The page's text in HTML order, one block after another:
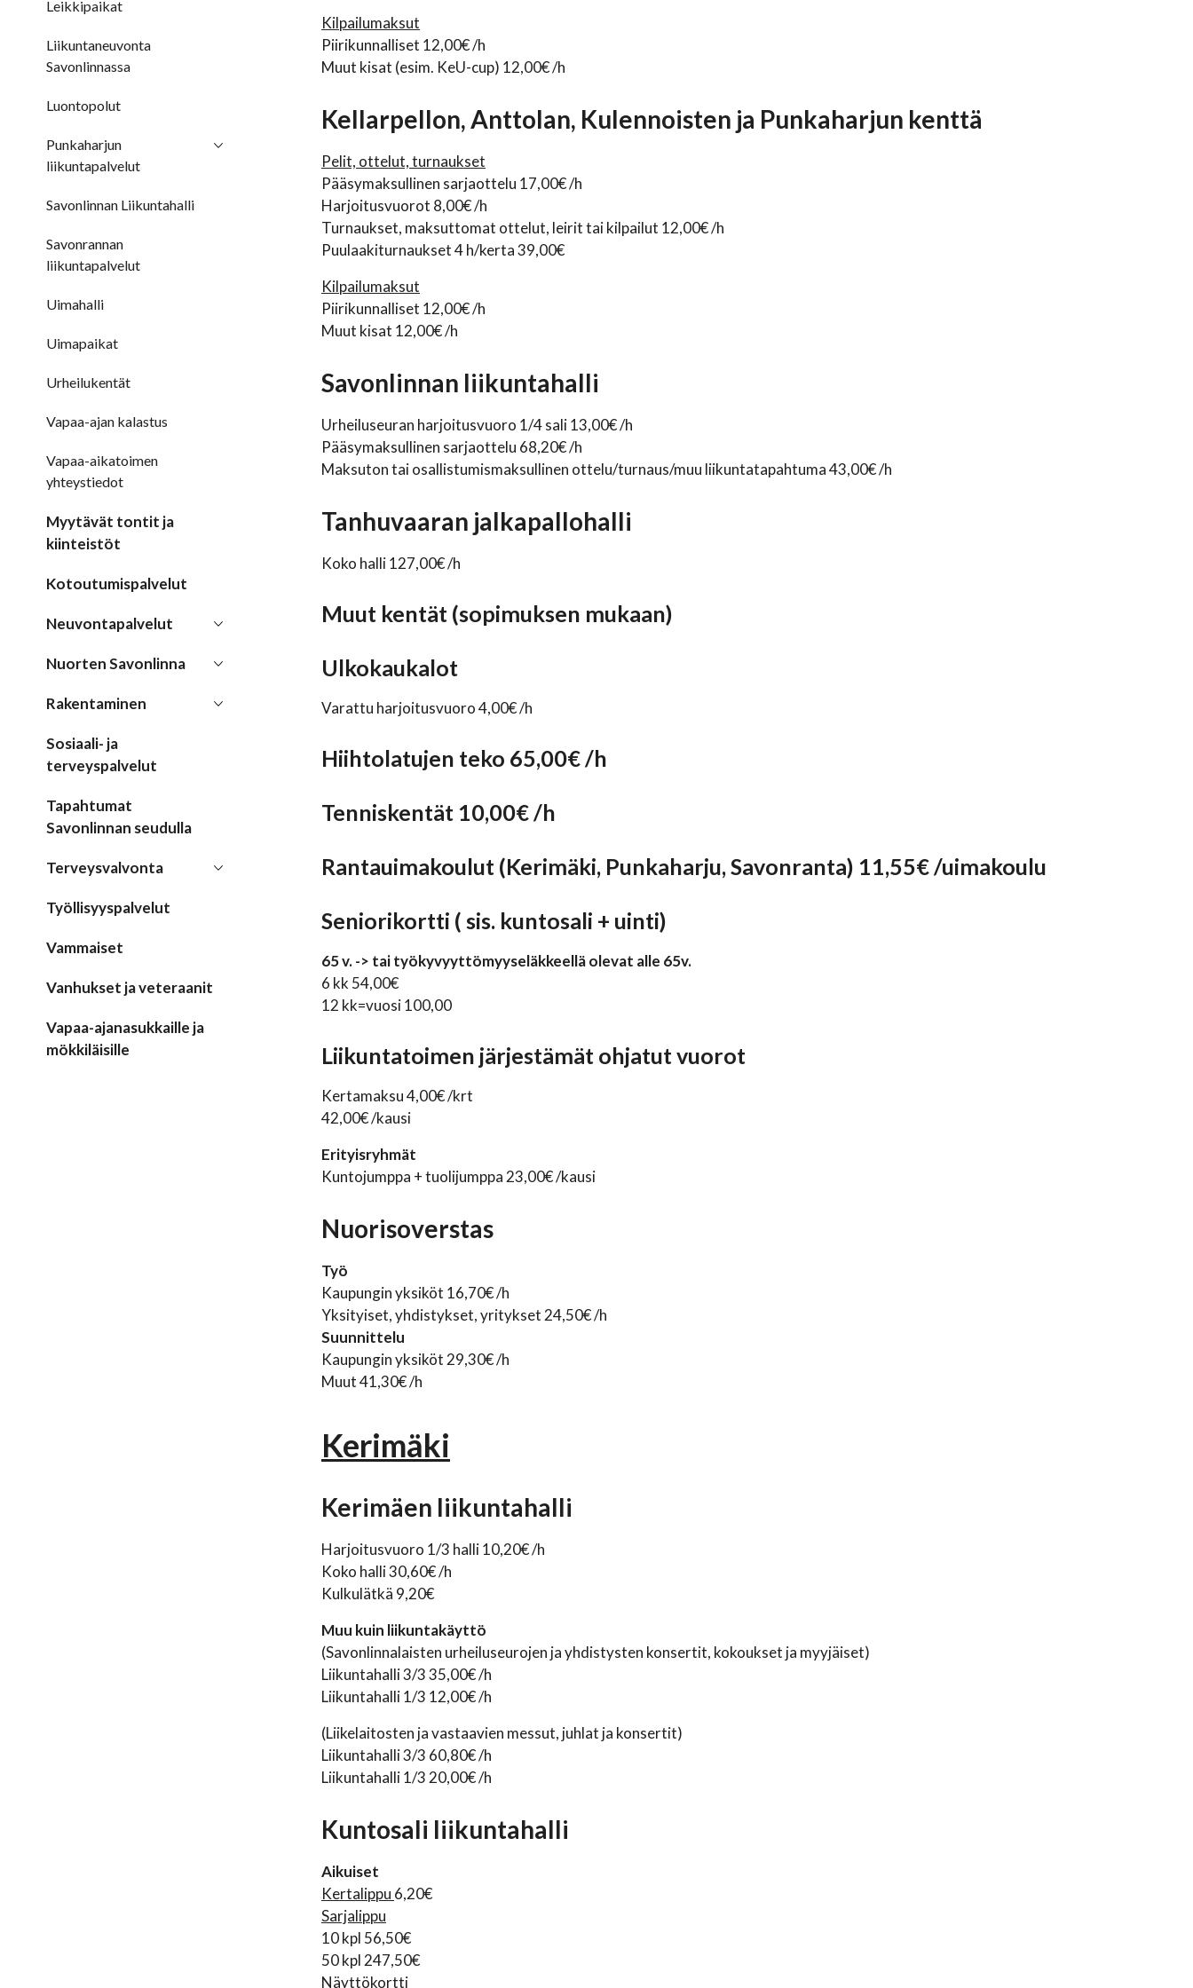
Leikkipaikat
Liikuntaneuvonta
Savonlinnassa
Luontopolut
Punkaharjun
liikuntapalvelut
Savonlinnan Liikuntahalli
Savonrannan
liikuntapalvelut
Uimahalli
Uimapaikat
Urheilukentät
Vapaa-ajan kalastus
Vapaa-aikatoimen
yhteystiedot
Myytävät tontit ja
kiinteistöt
Kotoutumispalvelut
Neuvontapalvelut
Nuorten Savonlinna
Rakentaminen
Sosiaali- ja
terveyspalvelut
Tapahtumat
Savonlinnan seudulla
Terveysvalvonta
Työllisyyspalvelut
Vammaiset
Vanhukset ja veteraanit
Vapaa-ajanasukkaille ja
mökkiläisille
Kilpailumaksut
Piirikunnalliset 12,00€ /h
Muut kisat (esim. KeU-cup) 12,00€ /h
Kellarpellon, Anttolan, Kulennoisten ja Punkaharjun kenttä
Pelit, ottelut, turnaukset
Pääsymaksullinen sarjaottelu 17,00€ /h
Harjoitusvuorot 8,00€ /h
Turnaukset, maksuttomat ottelut, leirit tai kilpailut 12,00€ /h
Puulaakiturnaukset 4 h/kerta 39,00€
Kilpailumaksut
Piirikunnalliset 12,00€ /h
Muut kisat 12,00€ /h
Savonlinnan liikuntahalli
Urheiluseuran harjoitusvuoro 1/4 sali 13,00€ /h
Pääsymaksullinen sarjaottelu 68,20€ /h
Maksuton tai osallistumismaksullinen ottelu/turnaus/muu liikuntatapahtuma 43,00€ /h
Tanhuvaaran jalkapallohalli
Koko halli 127,00€ /h
Muut kentät (sopimuksen mukaan)
Ulkokaukalot
Varattu harjoitusvuoro 4,00€ /h
Hiihtolatujen teko 65,00€ /h
Tenniskentät 10,00€ /h
Rantauimakoulut (Kerimäki, Punkaharju, Savonranta) 11,55€ /uimakoulu
Seniorikortti ( sis. kuntosali + uinti)
65 v. -> tai työkyvyyttömyyseläkkeellä olevat alle 65v.
6 kk 54,00€
12 kk=vuosi 100,00
Liikuntatoimen järjestämät ohjatut vuorot
Kertamaksu 4,00€ /krt
42,00€ /kausi
Erityisryhmät
Kuntojumppa + tuolijumppa 23,00€ /kausi
Nuorisoverstas
Työ
Kaupungin yksiköt 16,70€ /h
Yksityiset, yhdistykset, yritykset 24,50€ /h
Suunnittelu
Kaupungin yksiköt 29,30€ /h
Muut 41,30€ /h
Kerimäki
Kerimäen liikuntahalli
Harjoitusvuoro 1/3 halli 10,20€ /h
Koko halli 30,60€ /h
Kulkulätkä 9,20€
Muu kuin liikuntakäyttö
(Savonlinnalaisten urheiluseurojen ja yhdistysten konsertit, kokoukset ja myyjäiset)
Liikuntahalli 3/3 35,00€ /h
Liikuntahalli 1/3 12,00€ /h
(Liikelaitosten ja vastaavien messut, juhlat ja konsertit)
Liikuntahalli 3/3 60,80€ /h
Liikuntahalli 1/3 20,00€ /h
Kuntosali liikuntahalli
Aikuiset
Kertalippu 6,20€
Sarjalippu
10 kpl 56,50€
50 kpl 247,50€
Näyttökortti